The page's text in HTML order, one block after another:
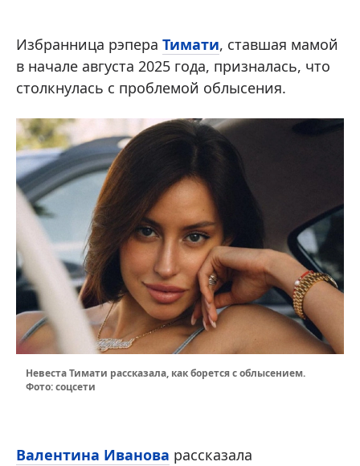
Избранница рэпера Тимати, ставшая мамой
в начале августа 2025 года, призналась, что
столкнулась с проблемой облысения.
Невеста Тимати рассказала, как борется с облысением.
Фото: соцсети
Валентина Иванова рассказала